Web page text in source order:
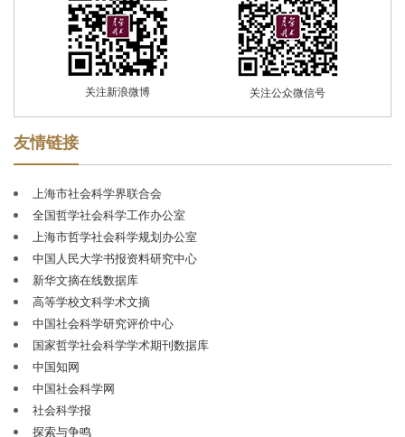
化理论创新成果为指导，以繁荣发展中国哲学社会科学为
己任，积极贯彻“双百”方针，以“敢为学术先，宽容百家
言”的学术之气、敦厚之风、超拔之度自期自励，以“扎根
学术、守护思想、深入时代”为办刊方向，注重学术积淀、
程中的学科前沿问题与重大研究成果，发稿兼及马克思主
义理论、哲学、经济学、文学、历史学、政治学、法学、
月刊》荣获新闻出版总署颁发的第二、第三届
刊奖提名奖”。2009年，《学术月刊》被中国期刊协会评
为“新中国60年有影响力的期刊
被列为国家社科规划办社科基金首批资助期刊。
2015和2017年，荣获全国
国期刊海外发行百强称号。
府奖期刊奖提名奖”；2021
期刊奖”。至今连续多届被评为
《学术月刊》是中文社会科学引文索引（
的来源期刊，并入选
大学《中文核心期刊要目总览》（
关注新浪微博 关注公众微信号
友情链接
上海市社会科学界联合会
全国哲学社会科学工作办公室
上海市哲学社会科学规划办公室
中国人民大学书报资料研究中心
新华文摘在线数据库
高等学校文科学术文摘
中国社会科学研究评价中心
国家哲学社会科学学术期刊数据库
中国知网
中国社会科学网
社会科学报
探索与争鸣